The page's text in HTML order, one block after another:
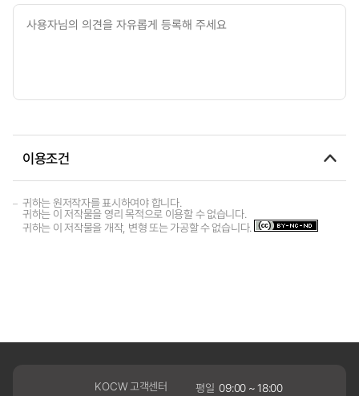
이용조건
귀하는 원저작자를 표시하여야 합니다.
귀하는 이 저작물을 영리 목적으로 이용할 수 없습니다.
귀하는 이 저작물을 개작, 변형 또는 가공할 수 없습니다.
KOCW 고객센터 평일 09:00 ~ 18:00